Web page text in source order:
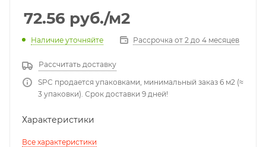
72.56 руб./м2
Наличие уточняйте Рассрочка от 2 до 4 месяцев
Рассчитать доставку
SPC продается упаковками, минимальный заказ 6 м2 (≈
3 упаковки). Срок доставки 9 дней!
Характеристики
Все характеристики